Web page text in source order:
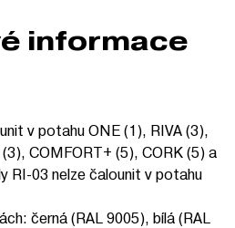
informace
v potahu ONE (1), RIVA (3),
COMFORT+ (5), CORK (5) a
RI-03 nelze čalounit v potahu
černá (RAL 9005), bílá (RAL